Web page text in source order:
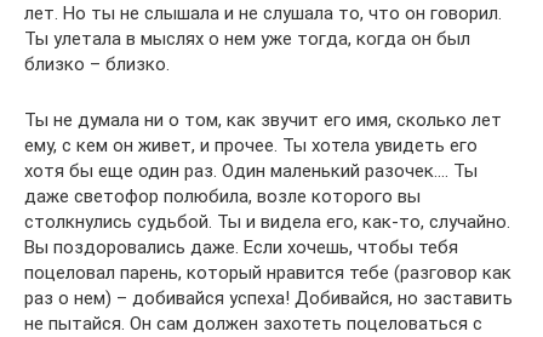
лет. Но ты не слышала и не слушала то, что он говорил.
Ты улетала в мыслях о нем уже тогда, когда он был
близко – близко.
Ты не думала ни о том, как звучит его имя, сколько лет
ему, с кем он живет, и прочее. Ты хотела увидеть его
хотя бы еще один раз. Один маленький разочек…. Ты
даже светофор полюбила, возле которого вы
столкнулись судьбой. Ты и видела его, как-то, случайно.
Вы поздоровались даже. Если хочешь, чтобы тебя
поцеловал парень, который нравится тебе (разговор как
раз о нем) – добивайся успеха! Добивайся, но заставить
не пытайся. Он сам должен захотеть поцеловаться с